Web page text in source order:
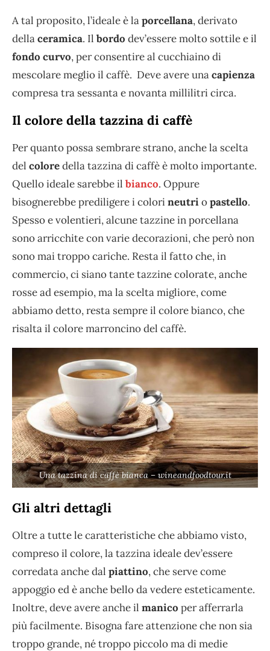
A tal proposito, l’ideale è laporcellana, derivato
dellaceramica. Il bordo dev’essere molto sottile e il
fondo curvo, per consentire al cucchiaino di
mescolare meglio il caffè. Deve avere unacapienza
compresa tra sessanta e novanta millilitri circa.
Il colore della tazzina di caffè
Per quanto possa sembrare strano, anche la scelta
del coloredella tazzina di caffè è molto importante.
Quello ideale sarebbe il bianco. Oppure
bisognerebbe prediligere i colorineutriopastello.
Spesso e volentieri, alcune tazzine in porcellana
sono arricchite con varie decorazioni, che però non
sono mai troppo cariche. Resta il fatto che, in
commercio, ci siano tante tazzine colorate, anche
rosse ad esempio, ma la scelta migliore, come
abbiamo detto, resta sempre il colore bianco, che
risalta il colore marroncino del caffè.
Una tazzina di caffè bianca – wineandfoodtour.it
Gli altri dettagli
Oltre a tutte le caratteristiche che abbiamo visto,
compreso il colore, la tazzina ideale dev’essere
corredata anche dal piattino, che serve come
appoggio ed è anche bello da vedere esteticamente.
Inoltre, deve avere anche il manico per afferrarla
più facilmente. Bisogna fare attenzione che non sia
troppo grande, né troppo piccolo ma di medie